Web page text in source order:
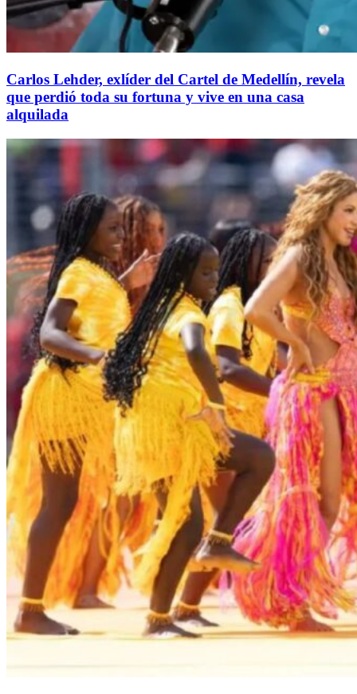
Carlos Lehder, exlíder del Cartel de Medellín, revela
que perdió toda su fortuna y vive en una casa
alquilada